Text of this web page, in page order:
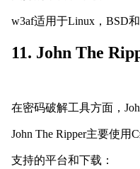
w3af适用于Linux，BSD
11. John The
在密码破解工具方面，
John The Ripper主要使
支持的平台和下载：